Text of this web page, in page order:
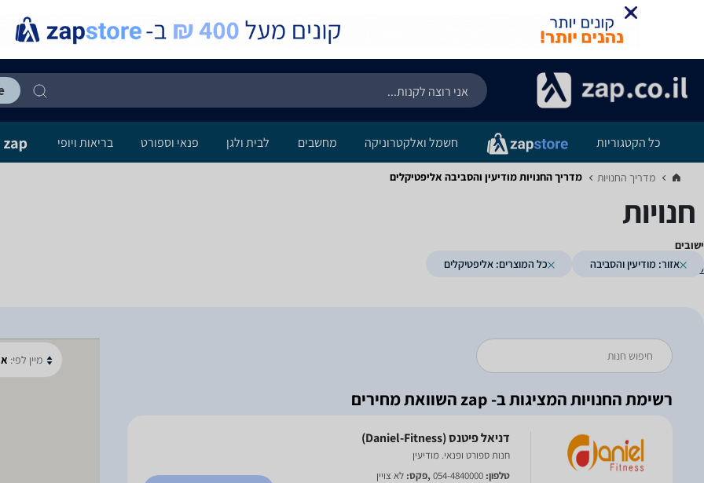
כל הקטגוריות חשמל ואלקטרוניקה מחשבים לבית ולגן פנאי וספורט בריאות ויופי
מדריך החנויות‏ מדריך החנויות ‏מודיעין והסביבה ‏אליפטיקלים
חנויות
אזור: מודיעין והסביבה כל המוצרים: אליפטיקלים
ישובים
(1)
מיין לפי:
רשימת החנויות המציגות ב- zap השוואת מחירים
חנות ספורט ופנאי. מודיעין
טלפון: 054-4840000,פקס: לא צויין